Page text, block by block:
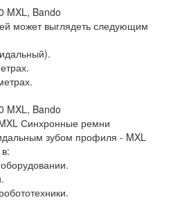
MXL, Bando
может выглядеть следующим
MXL, Bando
Синхронные ремни
зубом профиля - MXL